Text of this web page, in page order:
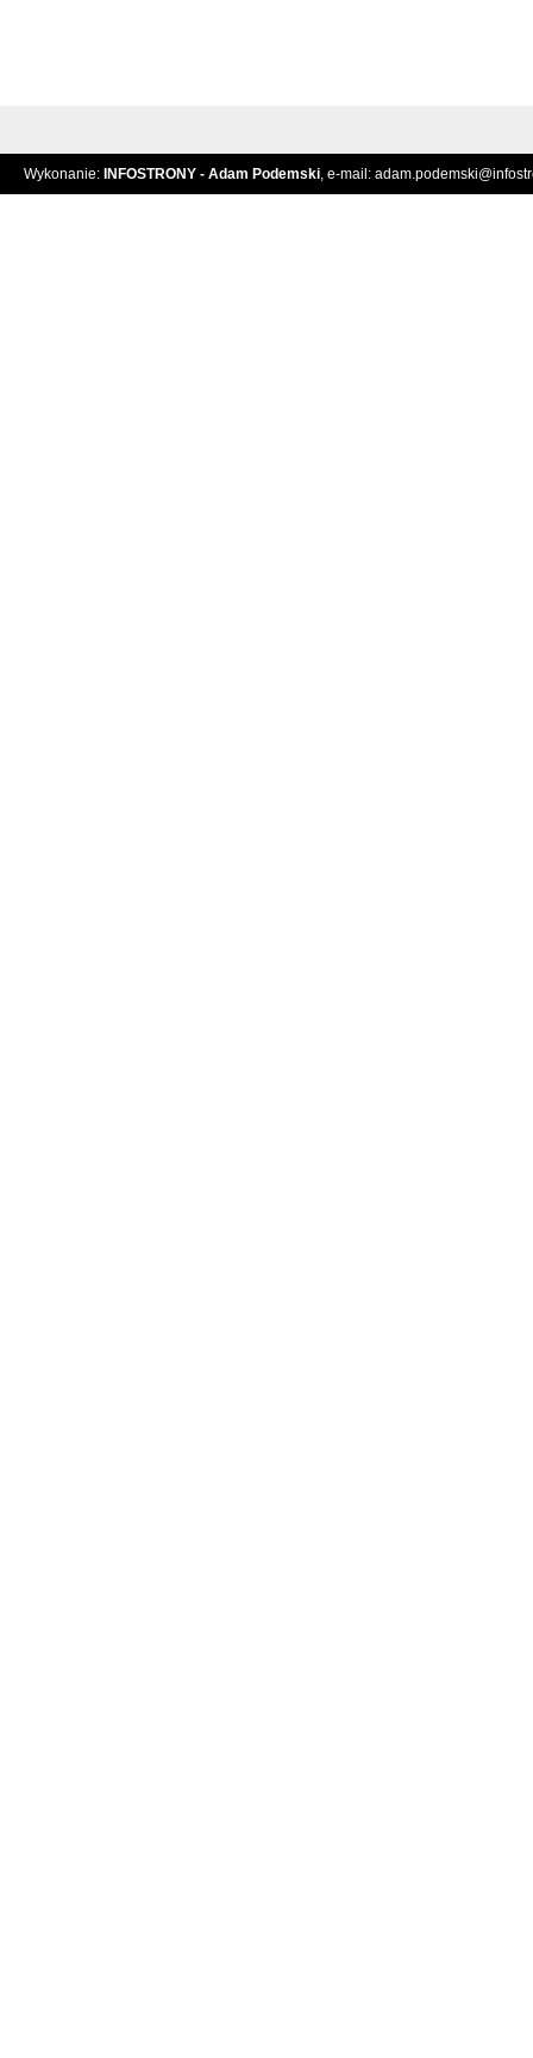
Wykonanie: INFOSTRONY - Adam Podemski, e-mail: